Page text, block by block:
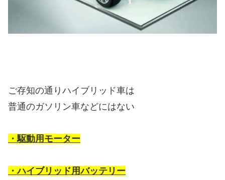
ご存知の通りハイブリッド車は
普通のガソリン車などにはない
・駆動用モーター
・ハイブリッド用バッテリー